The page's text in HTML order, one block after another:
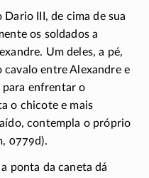
III, de cima de sua
os soldados a
Um deles, a pé,
entre Alexandre e
para enfrentar o
o chicote e mais
contempla o próprio
0779d).
ponta da caneta dá